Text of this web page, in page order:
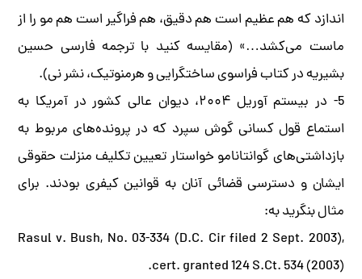
اندازد که هم عظیم است هم دقیق، هم فراگیر است هم مو را از
ماست می‌کشد…» (مقایسه کنید با ترجمه فارسی حسین
بشیریه در کتاب فراسوی ساختگرایی و هرمنوتیک، نشر نی).
5- در بیستم آوریل ۲۰۰۴، دیوان عالی کشور در آمریکا به
استماع قول کسانی گوش سپرد که در پرونده‌های مربوط به
بازداشتی‌های گوانتانامو خواستار تعیین تکلیف منزلت حقوقی
ایشان و دسترسی قضائی آنان به قوانین کیفری بودند. برای
مثال بنگرید به:
Rasul v. Bush, No. 03-334 (D.C. Cir filed 2 Sept. 2003),
cert. granted 124 S.Ct. 534 (2003).